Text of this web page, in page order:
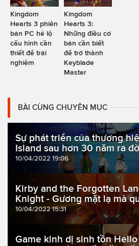
Kingdom
Hearts 3 phiên
bản PC hé lộ
cấu hình cần
thiết để trải
nghiệm
Kingdom
Hearts 3:
Những điều cơ
bản cần biết
để trở thành
Keyblade
Master
BÀI CÙNG CHUYÊN MỤC
Sự phát triển của thương
Island sau hơn 30 năm ra
10/04/2022 19:06
Kirby and the Forgotten
Knight - Gương mặt lạ mà
10/04/2022 15:31
Game kinh dị sinh tồn